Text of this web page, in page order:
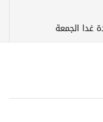
غدا الجمعة